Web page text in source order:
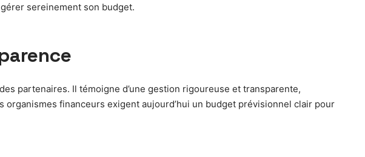
sereinement son budget.
partenaires. Il témoigne d’une gestion rigoureuse et transparente,
financeurs exigent aujourd’hui un budget prévisionnel clair pour